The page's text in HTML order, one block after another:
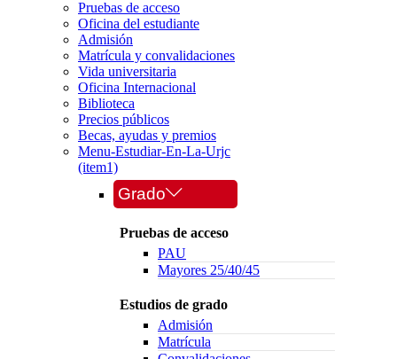
Pruebas de acceso
Oficina del estudiante
Admisión
Matrícula y convalidaciones
Vida universitaria
Oficina Internacional
Biblioteca
Precios públicos
Becas, ayudas y premios
Menu-Estudiar-En-La-Urjc
(item1)
Grado
Pruebas de acceso
PAU
Mayores 25/40/45
Estudios de grado
Admisión
Matrícula